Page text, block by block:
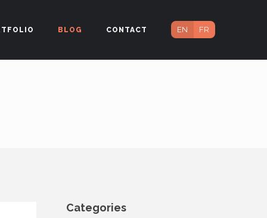
EN FR
BLOG CONTACT
Categories